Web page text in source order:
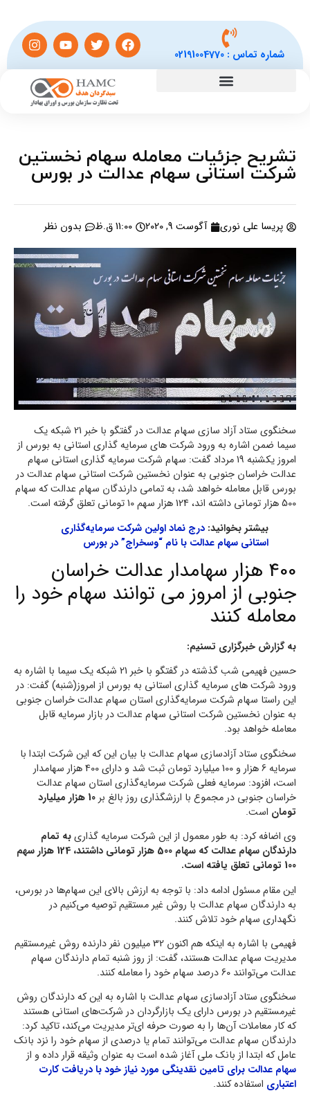
شماره تماس :02191004770
تشریح جزئیات معامله سهام نخستین
شرکت استانی سهام عدالت در بورس
پریسا علی نوری آگوست 9, 2020 11:00 ق.ظ بدون نظر
سخنگوی ستاد آزاد سازی سهام عدالت در گفتگو با خبر 21 شبکه یک
سیما ضمن اشاره به ورود شرکت های سرمایه گذاری استانی به بورس از
امروز یکشنبه 19 مرداد گفت: سهام شرکت سرمایه گذاری استانی سهام
عدالت خراسان جنوبی به عنوان نخستین شرکت استانی سهام عدالت در
بورس قابل معامله خواهد شد، به تمامی دارندگان سهام عدالت که سهام
500 هزار تومانی داشته اند، 124 هزار سهم 10 تومانی تعلق گرفته است.
بیشتر بخوانید: درج نماد اولین شرکت سرمایه‌گذاری
استانی سهام عدالت با نام “وسخراج” در بورس
400 هزار سهامدار عدالت خراسان
جنوبی از امروز می توانند سهام خود را
معامله کنند
به گزارش خبرگزاری تسنیم:
حسین فهیمی شب گذشته در گفتگو با خبر 21 شبکه یک سیما با اشاره به
ورود شرکت های سرمایه گذاری استانی به بورس از امروز(شنبه) گفت: در
این راستا سهام شرکت سرمایه‌گذاری استان سهام عدالت خراسان جنوبی
به عنوان نخستین شرکت استانی سهام عدالت در بازار سرمایه قابل
معامله خواهد بود.
سخنگوی ستاد آزادسازی سهام عدالت با بیان این که این شرکت ابتدا با
سرمایه 6 هزار و 100 میلیارد تومان ثبت شد و دارای 400 هزار سهامدار
است، افزود: سرمایه فعلی شرکت سرمایه‌گذاری استان سهام عدالت
خراسان جنوبی در مجموع با ارزشگذاری روز بالغ بر
10 هزار میلیارد
تومان است.
وی اضافه کرد: به طور معمول از این شرکت سرمایه گذاریبه تمام
دارندگان سهام عدالت که سهام 500 هزار تومانی داشتند، 124 هزار سهم
100 تومانی تعلق یافته است.
این مقام مسئول ادامه داد: با توجه به ارزش بالای این سهام‌ها در بورس،
به دارندگان سهام عدالت با روش غیر مستقیم توصیه می‌کنیم در
نگهداری سهام خود تلاش کنند.
فهیمی با اشاره به اینکه هم اکنون 32 میلیون نفر دارنده روش غیرمستقیم
مدیریت سهام عدالت هستند، گفت: از روز شنبه تمام دارندگان سهام
عدالت می‌توانند 60 درصد سهام خود را معامله کنند.
سخنگوی ستاد آزادسازی سهام عدالت با اشاره به این که دارندگان روش
غیرمستقیم در بورس دارای یک بازارگردان در شرکت‌های استانی هستند
که کار معاملات آن‌ها را به صورت حرفه ای‌تر مدیریت می‌کند، تاکید کرد:
دارندگان سهام عدالت می‌توانند تمام یا درصدی از سهام خود را نزد بانک
عامل که ابتدا از بانک ملی آغاز شده است به عنوان وثیقه قرار داده و از
سهام عدالت برای تامین نقدینگی مورد نیاز خود با دریافت کارت
اعتباری استفاده کنند.